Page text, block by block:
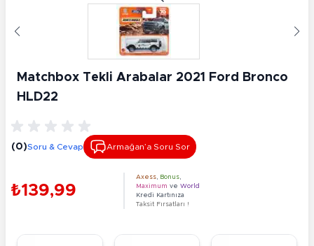
Matchbox Tekli Arabalar 2021 Ford Bronco
HLD22
(0)Soru & Cevap Armağan’a Soru Sor
₺139,99
Axess Bonus
Maximum ve World
Kredi Kartınıza
Taksit Fırsatları !